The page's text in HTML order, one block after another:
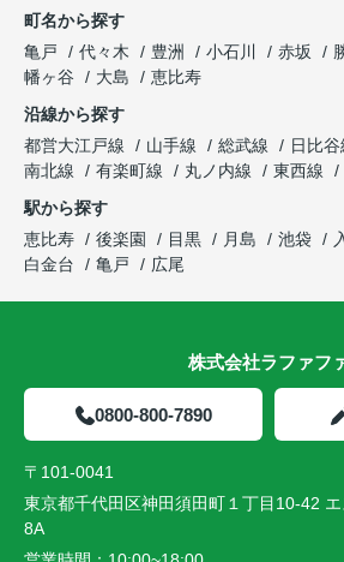
町名から探す
亀戸
代々木 豊洲 小石川 赤坂
幡ヶ谷
大島
恵比寿
沿線から探す
都営大江戸線
山手線 総武線 日比谷
南北線
有楽町線 丸ノ内線 東西線
駅から探す
恵比寿
後楽園 目黒 月島 池袋
白金台
亀戸 広尾
株式会社ラファフ
0800-800-7890
〒101-0041
東京都千代田区神田須田町１丁目10-42
8A